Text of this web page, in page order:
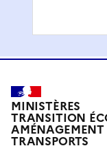
MINISTÈRES
TRANSITION
AMÉNAGEMENT
TRANSPORTS